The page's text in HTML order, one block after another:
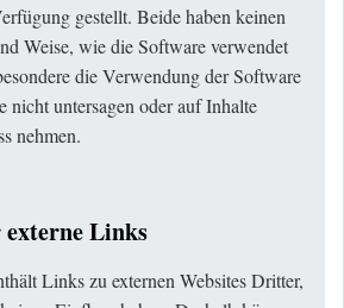
gestellt. Beide haben keinen
Weise, wie die Software verwendet
die Verwendung der Software
nicht untersagen oder auf Inhalte
nehmen.
Links
Links zu externen Websites Dritter,